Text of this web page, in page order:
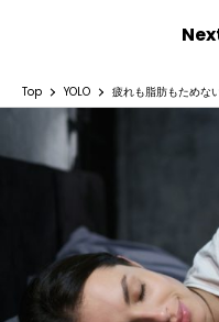
Top YOLO 疲れも脂肪もためな